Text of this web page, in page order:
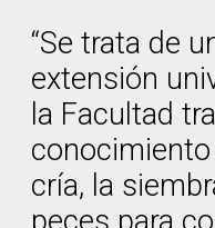
“Se trata de
extensión
la Facultad
cría, la